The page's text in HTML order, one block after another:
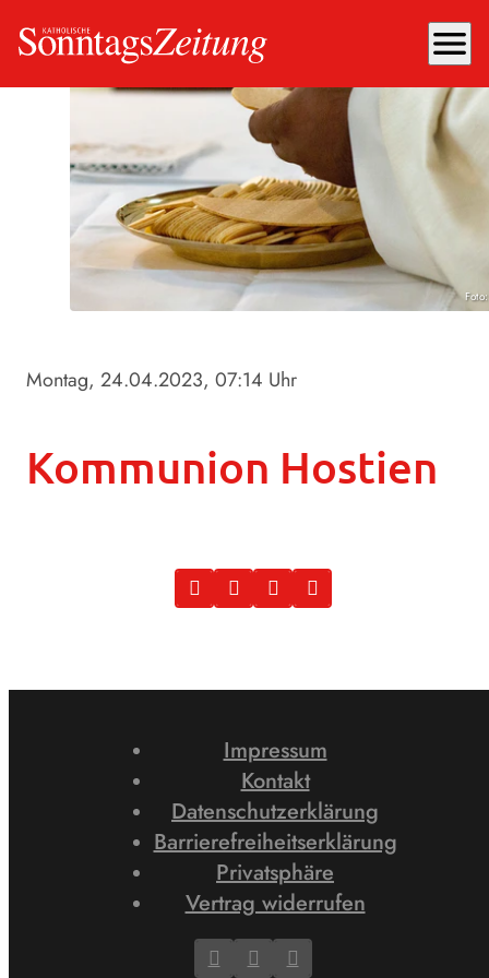
menu
Montag, 24.04.2023, 07:14 Uhr
Kommunion Hostien
Impressum
Kontakt
Datenschutzerklärung
Barrierefreiheitserklärung
Privatsphäre
Vertrag widerrufen